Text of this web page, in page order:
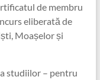
de membru
eliberată de
Moașelor și
studiilor – pentru